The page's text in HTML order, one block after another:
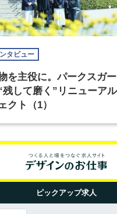
タビュー
を主役に。パークスガ
残して磨く”リニューア
クト（1）
ピックアップ求人